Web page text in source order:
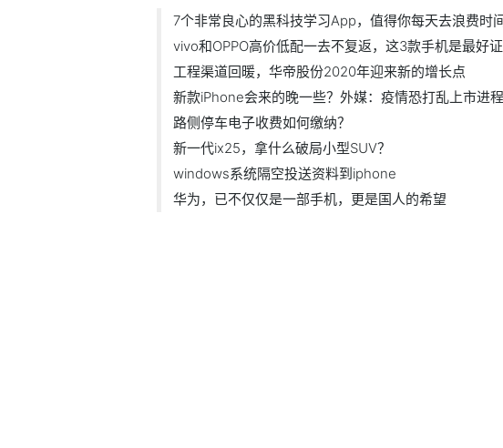
7个非常良心的黑科技学习App，值得你每天去浪费时
vivo和OPPO高价低配一去不复返，这3款手机是最好证
工程渠道回暖，华帝股份2020年迎来新的增长点
新款iPhone会来的晚一些？外媒：疫情恐打乱上市进程
路侧停车电子收费如何缴纳？
新一代ix25，拿什么破局小型SUV？
windows系统隔空投送资料到iphone
华为，已不仅仅是一部手机，更是国人的希望